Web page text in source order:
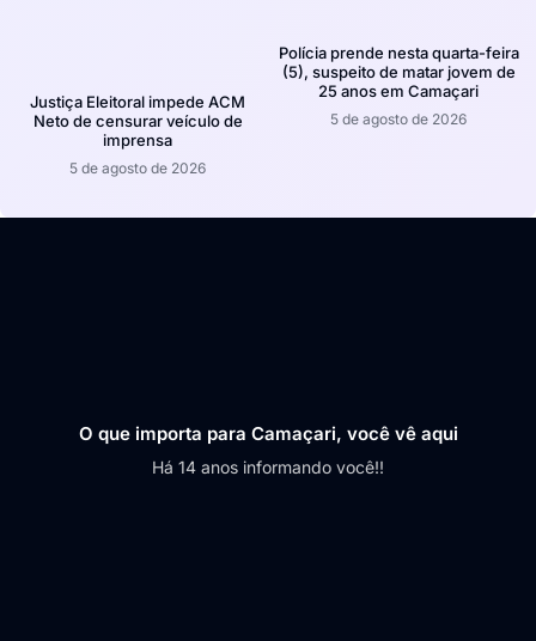
Justiça Eleitoral impede ACM
Neto de censurar veículo de
imprensa
5 de agosto de 2026
Polícia prende nesta quarta-feira
(5), suspeito de matar jovem de
25 anos em Camaçari
5 de agosto de 2026
O que importa para Camaçari, você vê aqui
Há 14 anos informando você!!